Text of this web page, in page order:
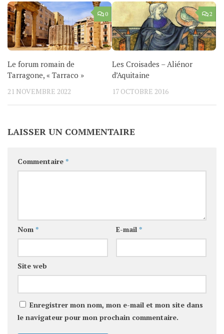
0
Le forum romain de
Tarragone, « Tarraco »
21 NOVEMBRE 2022
2
Les Croisades – Aliénor
d’Aquitaine
17 OCTOBRE 2016
LAISSER UN COMMENTAIRE
Commentaire *
Nom * E-mail *
Site web
Enregistrer mon nom, mon e-mail et mon site dans
le navigateur pour mon prochain commentaire.